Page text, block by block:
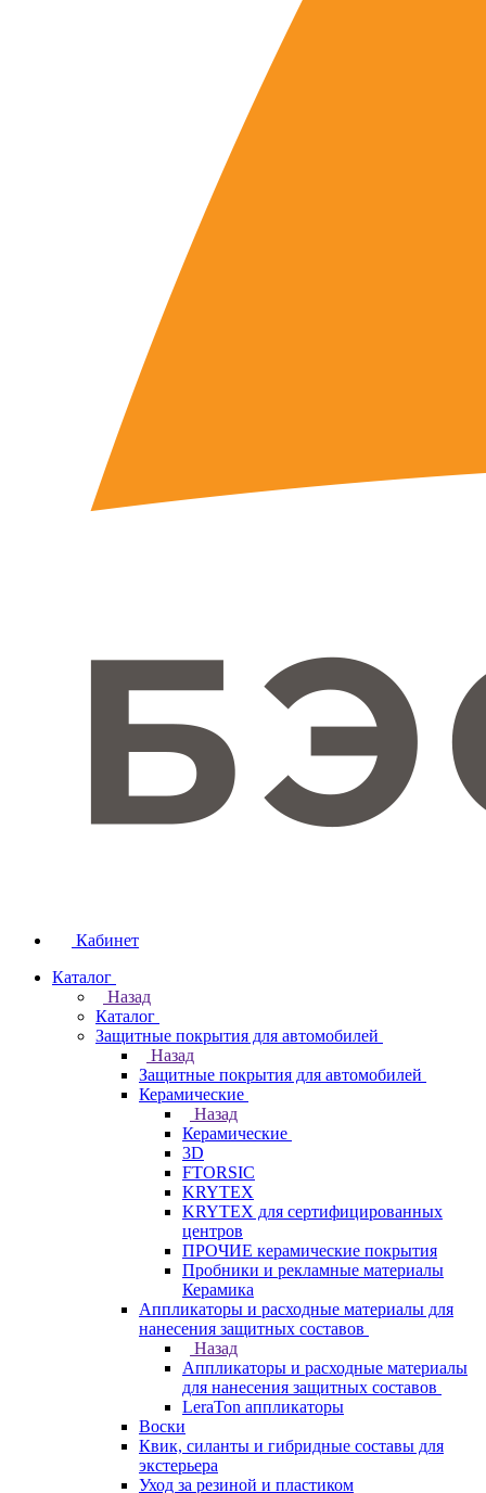
Кабинет
Каталог
Назад
Каталог
Защитные покрытия для автомобилей
Назад
Защитные покрытия для автомобилей
Керамические
Назад
Керамические
3D
FTORSIC
KRYTEX
KRYTEX для сертифицированных
центров
ПРОЧИЕ керамические покрытия
Пробники и рекламные материалы
Керамика
Аппликаторы и расходные материалы для
нанесения защитных составов
Назад
Аппликаторы и расходные материалы
для нанесения защитных составов
LeraTon аппликаторы
Воски
Квик, силанты и гибридные составы для
экстерьера
Уход за резиной и пластиком